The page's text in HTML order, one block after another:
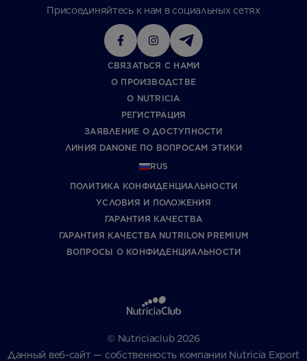
Присоединяйтесь к нам в социальных сетях
СВЯЗАТЬСЯ С НАМИ
О ПРОИЗВОДСТВЕ
О NUTRICIA
РЕГИСТРАЦИЯ
ЗАЯВЛЕНИЕ О ДОСТУПНОСТИ
ЛИНИЯ DANONE ПО ВОПРОСАМ ЭТИКИ
RUS
ПОЛИТИКА КОНФИДЕНЦИАЛЬНОСТИ
УCЛОВИЯ И ПОЛОЖЕНИЯ
ГАРАНТИЯ КАЧЕСТВА
ГАРАНТИЯ КАЧЕСТВА NUTRILON PREMIUM
ВОПРОСЫ О КОНФИДЕНЦИАЛЬНОСТИ
© Nutriciaclub 2026
Данный веб-сайт — собственность компании Nutricia Export